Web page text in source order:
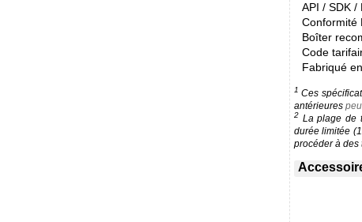
API / SDK /
Conformité
Boîter
Code
Fabriqué
1 Ces
antérieures
2 La plage de
durée limitée
procéder à des